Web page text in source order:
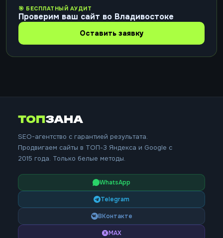
🎯 БЕСПЛАТНЫЙ АУДИТ
Проверим ваш сайт во Владивостоке
Оставить заявку
ТОПЗАНА
SEO-агентство с гарантией результата.
Продвигаем сайты в ТОП-3 Яндекса и Google с
2015 года. Только белые методы.
WhatsApp
Telegram
ВКонтакте
MAX